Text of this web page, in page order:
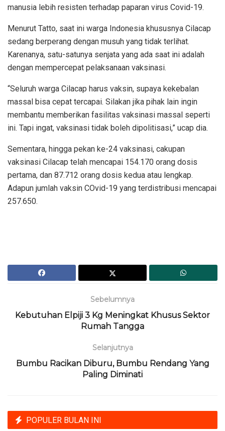
manusia lebih resisten terhadap paparan virus Covid-19.
Menurut Tatto, saat ini warga Indonesia khususnya Cilacap
sedang berperang dengan musuh yang tidak terlihat.
Karenanya, satu-satunya senjata yang ada saat ini adalah
dengan mempercepat pelaksanaan vaksinasi.
“Seluruh warga Cilacap harus vaksin, supaya kekebalan
massal bisa cepat tercapai. Silakan jika pihak lain ingin
membantu memberikan fasilitas vaksinasi massal seperti
ini. Tapi ingat, vaksinasi tidak boleh dipolitisasi,” ucap dia.
Sementara, hingga pekan ke-24 vaksinasi, cakupan
vaksinasi Cilacap telah mencapai 154.170 orang dosis
pertama, dan 87.712 orang dosis kedua atau lengkap.
Adapun jumlah vaksin COvid-19 yang terdistribusi mencapai
257.650.
Sebelumnya
Kebutuhan Elpiji 3 Kg Meningkat Khusus Sektor
Rumah Tangga
Selanjutnya
Bumbu Racikan Diburu, Bumbu Rendang Yang
Paling Diminati
POPULER BULAN INI